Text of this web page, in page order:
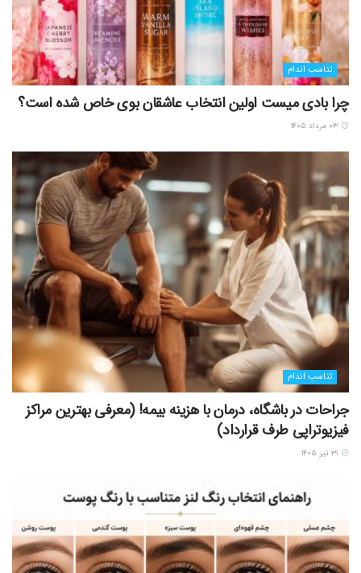
تناسب اندام
چرا بادی میست اولین انتخاب عاشقان بوی خاص شده است؟
تناسب اندام
جراحات در باشگاه، درمان با هزینه بیمه! (معرفی بهترین مراکز
فیزیوتراپی طرف قرارداد)